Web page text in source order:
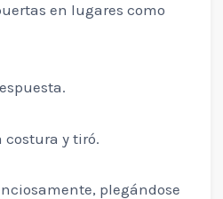
en lugares como
costura y tiró.
plegándose